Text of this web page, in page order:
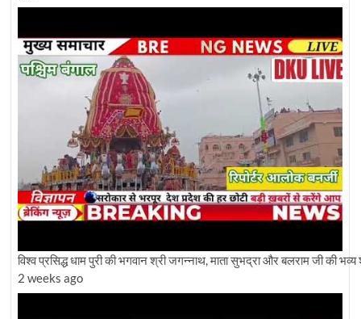
विश्व प्रसिद्ध धाम पुरी की भगवान श्री जगन्नाथ, माता सुभद्रा और बलराम जी की भव्य
2 weeks ago